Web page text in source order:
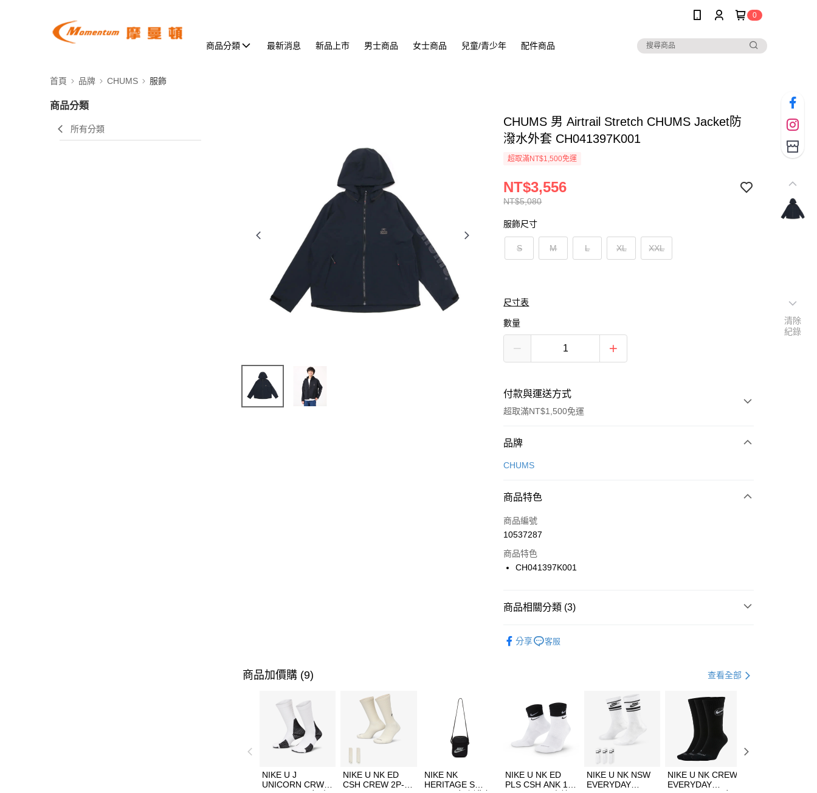
0
商品分類 最新消息 新品上市 男士商品 女士商品 兒童/青少年 配件商品
首頁 品牌 CHUMS 服飾
商品分類
所有分類
CHUMS 男 Airtrail Stretch CHUMS Jacket防
潑水外套 CH041397K001
超取滿NT$1,500免運
NT$5,080
NT$3,556
服飾尺寸
S M L XL XXL
尺寸表
數量
付款與運送方式
超取滿NT$1,500免運
付款方式
信用卡一次付款
合作金庫商業銀行
華南商業銀行
上海商業儲蓄銀行
國泰世華商業銀行
聯邦商業銀行
台新國際商業銀行
LINE Pay
Apple Pay
【關於「AFTEE先享後付」】
３．安心：先確認商品／服務後，再付款。
【「AFTEE先享後付」結帳流程】
１．於結帳方式選擇「AFTEE先享後付」後，將跳轉至「AFTEE先享後
付」結帳頁面，進行簡訊認證並確認金額後，即可完成結帳。
２．訂單成立數日內，您將收到繳費通知簡訊。
３．收到繳費通知簡訊後14天內，點擊此簡訊中的連結，可透過四大超商
／ATM／網路銀行／等多元方式進行付款，方視為交易完成。
※ 請注意：結帳手續完成當下不需立刻繳費，但若您需要取消訂單，請聯
每筆NT$100，滿NT$1,500(含以上)免運費
每筆NT$100，滿NT$1,500(含以上)免運費
付款後門市自取
每筆NT$100，滿NT$1,500(含以上)免運費
品牌
CHUMS
商品特色
商品編號
10537287
商品特色
CH041397K001
商品相關分類 (3)
分享 客服
商品加價購 (9) 查看全部
NIKE U J
UNICORN CRW
NIKE U NK ED
CSH CREW 2P-
NIKE NK
HERITAGE S
NIKE U NK ED
PLS CSH ANK 1P
NIKE U NK NSW
EVERYDAY
NIKE U NK CREW
EVERYDAY
清除
紀錄